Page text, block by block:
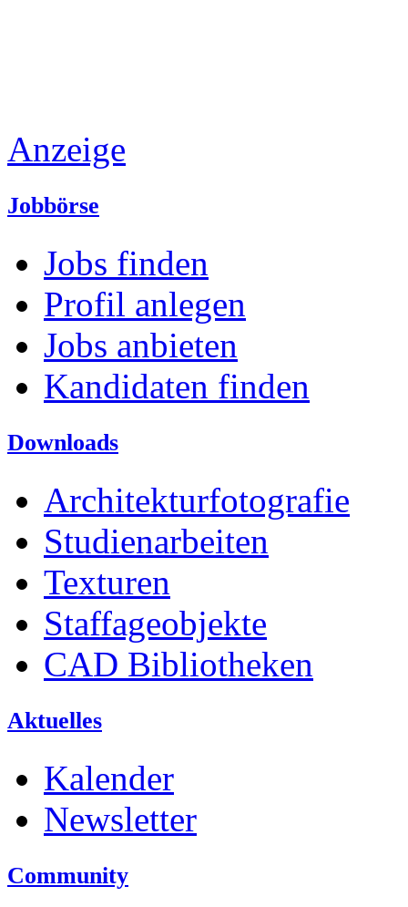
Anzeige
Jobbörse
Jobs finden
Profil anlegen
Jobs anbieten
Kandidaten finden
Downloads
Architekturfotografie
Studienarbeiten
Texturen
Staffageobjekte
CAD Bibliotheken
Aktuelles
Kalender
Newsletter
Community